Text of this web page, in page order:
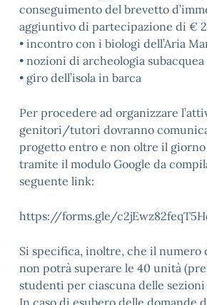
conseguimento del brevetto
aggiuntivo di partecipazione di €
• incontro con i biologi dell’Aria
• nozioni di archeologia subacquea
• giro dell’isola in barca
Per procedere ad organizzare
genitori/tutori dovranno
progetto entro e non oltre il
tramite il modulo Google da
seguente link:
https://forms.gle/
Si specifica, inoltre, che il
non potrà superare le 40 unità
studenti per ciascuna delle
In caso di esubero delle domande